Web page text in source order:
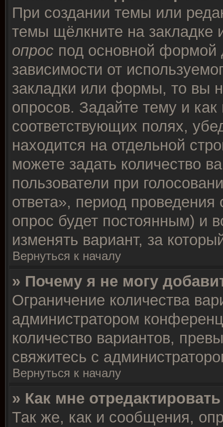
При создании темы или
темы щёлкните на
опрос под основной формой
зависимости от
закладки или формы, то вы
опросов. Задайте тему и
соответствующих полях,
находится на отдельной
можете задать количество
пользователи при
ответа», период проведения
опрос будет постоянным) и
изменять вариант, за
Вернуться к началу
» Почему я не могу
Ограничение количества
администратором
количество вариантов,
свяжитесь с
Вернуться к началу
» Как мне
Так же, как и сообщения,